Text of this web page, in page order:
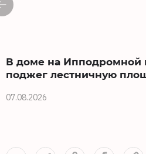
В доме на Ипподромной
поджег лестничную
07.08.2026